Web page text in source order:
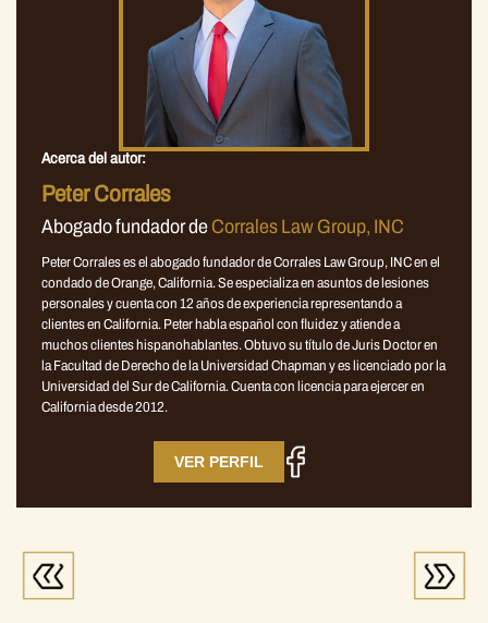
Acerca del autor:
Peter Corrales
Abogado fundador de Corrales Law Group, INC
Peter Corrales es el abogado fundador de Corrales Law Group, INC en el
condado de Orange, California. Se especializa en asuntos de lesiones
personales y cuenta con 12 años de experiencia representando a
clientes en California. Peter habla español con fluidez y atiende a
muchos clientes hispanohablantes. Obtuvo su título de Juris Doctor en
la Facultad de Derecho de la Universidad Chapman y es licenciado por la
Universidad del Sur de California. Cuenta con licencia para ejercer en
California desde 2012.
VER PERFIL